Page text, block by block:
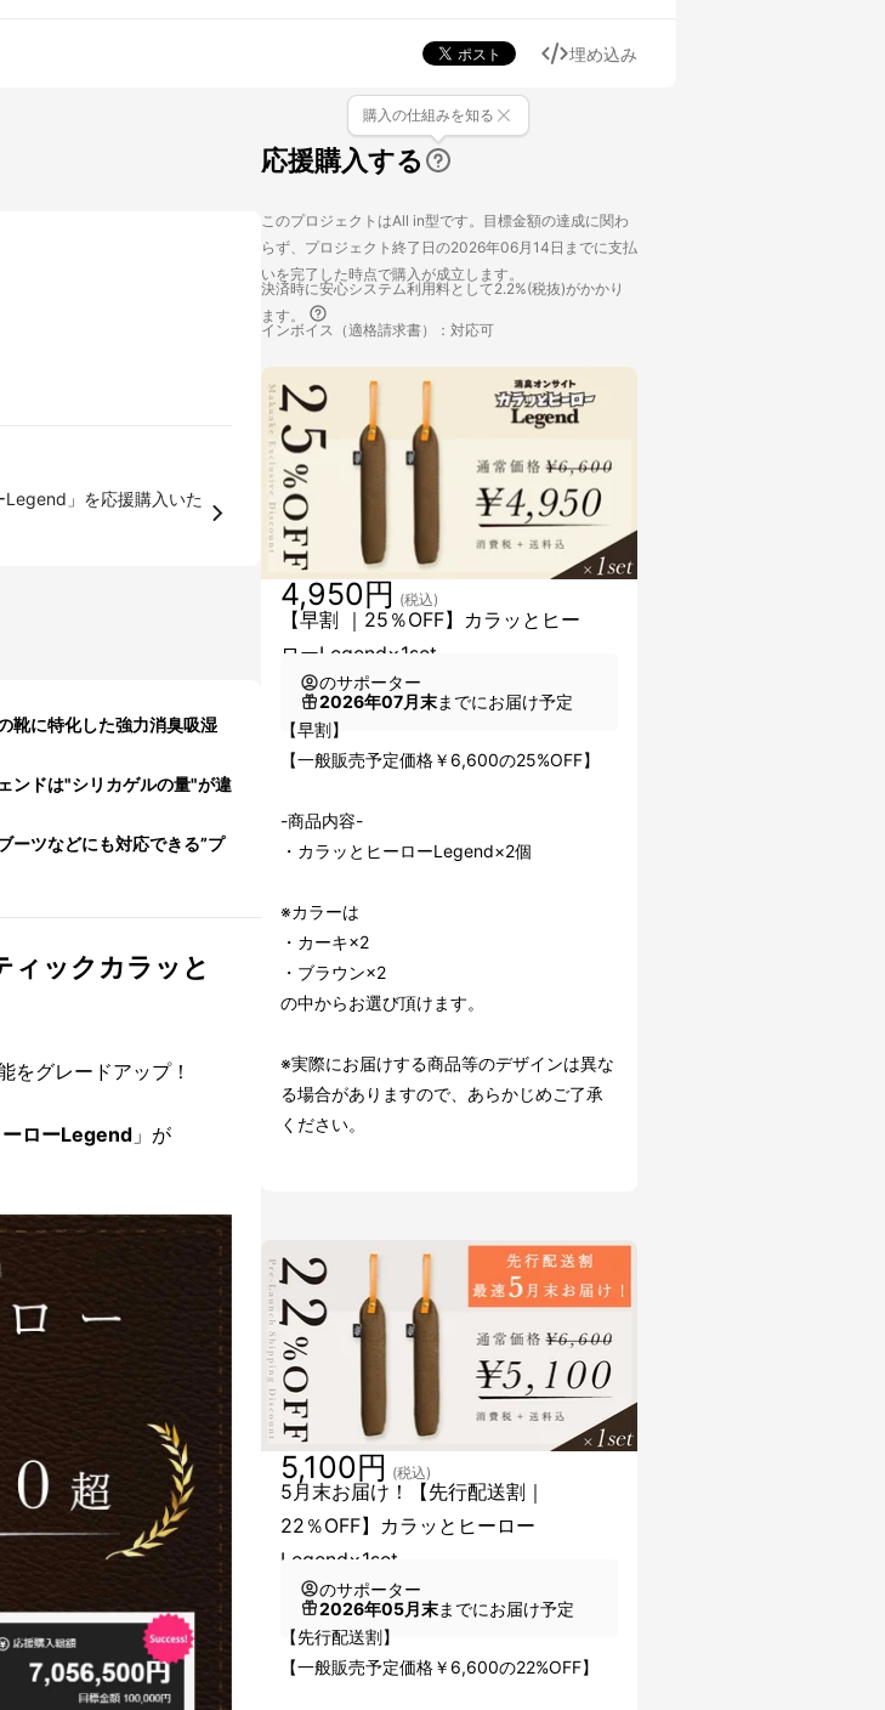
埋め込み
靴に特化した強力消臭吸湿
ンドは"シリカゲルの量"が違
ーツなどにも対応できる”プ
ィックカラッと
をグレードアップ！
ローLegend 」が
応援購入する
購入の仕組みを知る
このプロジェクトはAll in型です。目標金額の達成に関わ
らず、プロジェクト終了日の2026年06月14日までに支払
いを完了した時点で購入が成立します。
決済時に安心システム利用料として2.2%(税抜)がかかり
ます。
インボイス（適格請求書）：対応可
【早割 ｜25％OFF】カラッとヒー
ローLegend×1set
4,950円 (税込)
のサポーター
2026年07月末までにお届け予定
【早割】
【一般販売予定価格￥6,600の25%OFF】
-商品内容-
・カラッとヒーローLegend×2個
※カラーは
・カーキ×2
・ブラウン×2
の中からお選び頂けます。
※実際にお届けする商品等のデザインは異な
る場合がありますので、あらかじめご了承
ください。
5月末お届け！【先行配送割｜
22％OFF】カラッとヒーロー
Legend×1set
5,100円 (税込)
のサポーター
2026年05月末までにお届け予定
【先行配送割】
【一般販売予定価格￥6,600の22%OFF】